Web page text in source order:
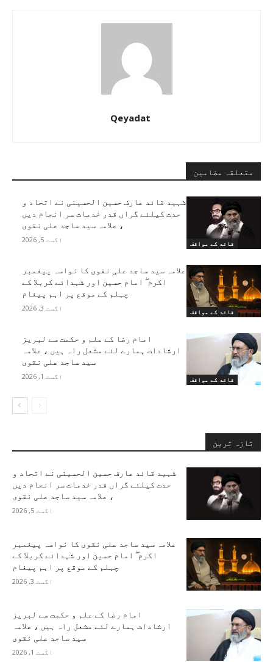
Qeyadat
متعلقہ مضامین
قائد کے مواقف
شہید قائد عارف حسین الحسینی نے اتحاد و
حدت کیلئے گراں قدر خدمات سر انجام دیں
، علامہ سید ساجد علی نقوی
اگست 5, 2026
قائد کے مواقف
علامہ سید ساجد علی نقوی کا نواسہ پیغمبر
اکرم ۖ امام حسین اور شہدائے کربلا کے
چہلم کے موقع پر اہم پیغام
اگست 3, 2026
قائد کے مواقف
امام رضا کے علم و حکمت سے لبریز
ارشادات ہمارے لئے مشعل راہ ہیں ، علامہ
سید ساجد علی نقوی
اگست 1, 2026
تازہ ترین
شہید قائد عارف حسین الحسینی نے اتحاد و
حدت کیلئے گراں قدر خدمات سر انجام دیں
، علامہ سید ساجد علی نقوی
اگست 5, 2026
علامہ سید ساجد علی نقوی کا نواسہ پیغمبر
اکرم ۖ امام حسین اور شہدائے کربلا کے
چہلم کے موقع پر اہم پیغام
اگست 3, 2026
امام رضا کے علم و حکمت سے لبریز
ارشادات ہمارے لئے مشعل راہ ہیں ، علامہ
سید ساجد علی نقوی
اگست 1, 2026